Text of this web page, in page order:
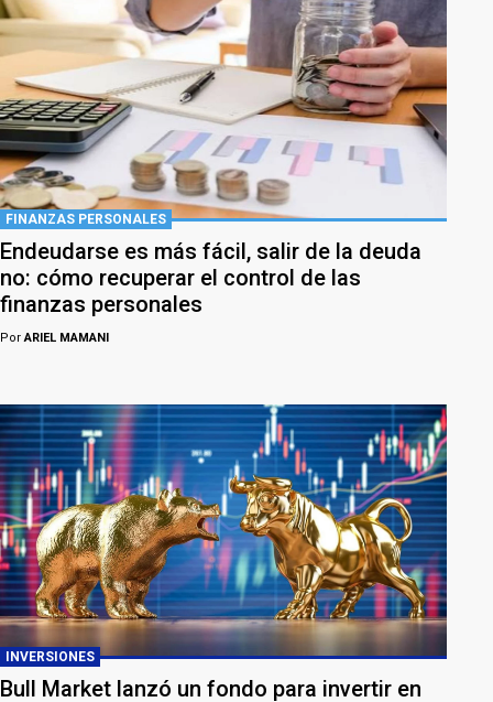
FINANZAS PERSONALES
Endeudarse es más fácil, salir de la deuda
no: cómo recuperar el control de las
finanzas personales
PorARIEL MAMANI
INVERSIONES
Bull Market lanzó un fondo para invertir en